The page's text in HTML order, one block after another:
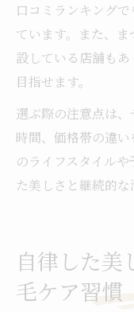
口コミランキング
ています。また、
設している店舗も
目指せます。
選ぶ際の注意点は
時間、価格帯の違
のライフスタイル
た美しさと継続的な
自律した
毛ケア習慣